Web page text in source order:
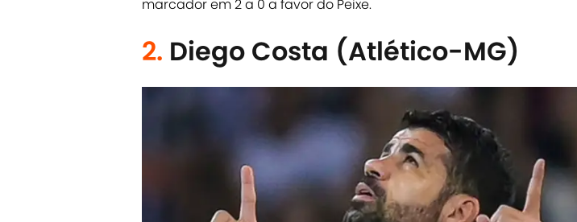
marcador em 2 a 0 a favor do Peixe.
2. Diego Costa (Atlético-MG)